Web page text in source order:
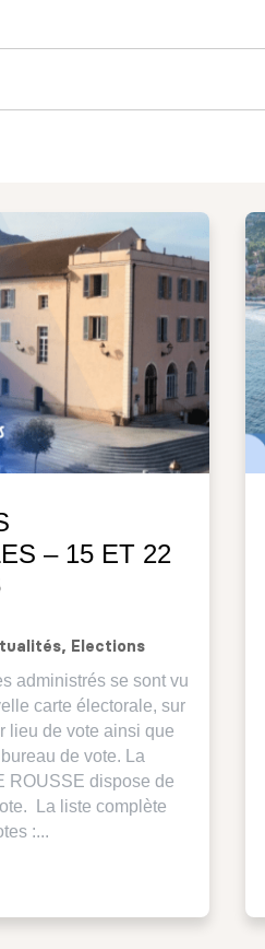
– 15 ET 22
, Elections
administrés se sont vu
carte électorale, sur
lieu de vote ainsi que
de vote. La
ROUSSE dispose de
La liste complète
:...